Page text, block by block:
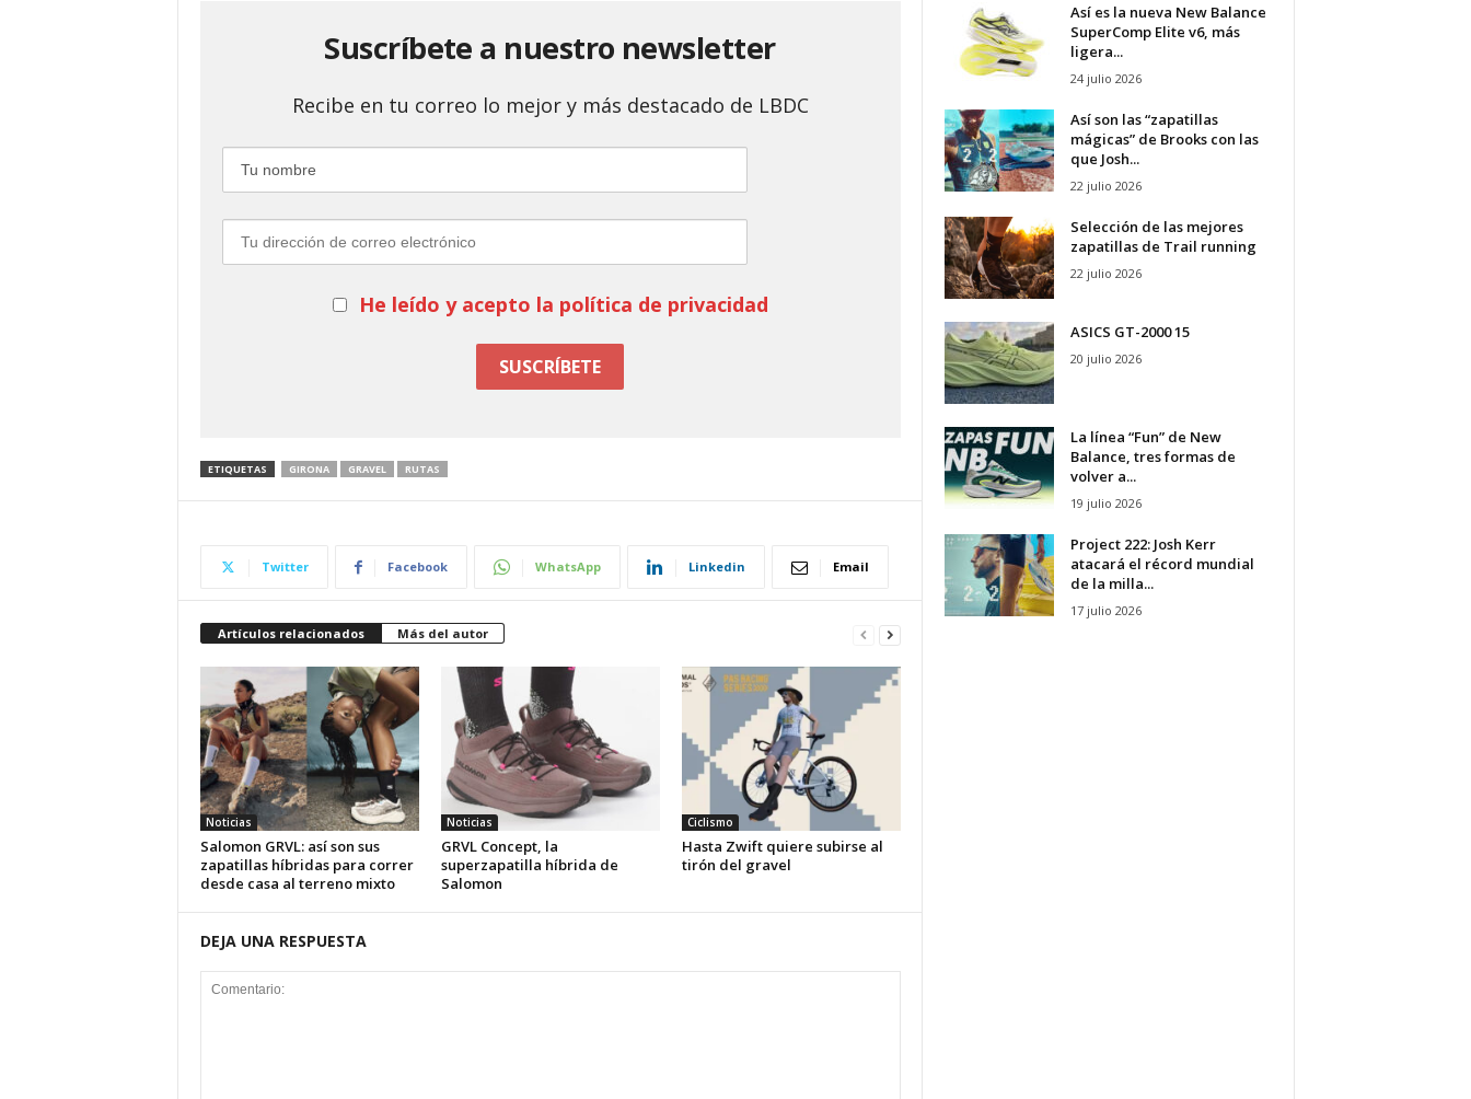
Suscríbete a nuestro newsletter
Recibe en tu correo lo mejor y más destacado de LBDC
He leído y acepto la política de privacidad
ETIQUETAS GIRONA GRAVEL RUTAS
Twitter Facebook WhatsApp Linkedin Email
Artículos relacionados Más del autor
Noticias
Salomon GRVL: así son sus
zapatillas híbridas para correr
desde casa al terreno mixto
Noticias
GRVL Concept, la
superzapatilla híbrida de
Salomon
Ciclismo
Hasta Zwift quiere subirse al
tirón del gravel
DEJA UNA RESPUESTA
Así es la nueva New Balance
SuperComp Elite v6, más
ligera...
24 julio 2026
Así son las “zapatillas
mágicas” de Brooks con las
que Josh...
22 julio 2026
Selección de las mejores
zapatillas de Trail running
22 julio 2026
ASICS GT-2000 15
20 julio 2026
La línea “Fun” de New
Balance, tres formas de
volver a...
19 julio 2026
Project 222: Josh Kerr
atacará el récord mundial
de la milla...
17 julio 2026